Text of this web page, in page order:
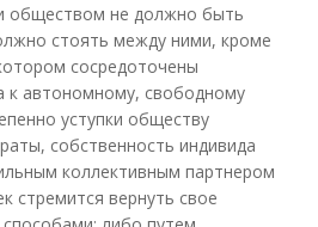
обществом не должно быть
стоять между ними, кроме
сосредоточены
к автономному, свободному
уступки обществу
собственность индивида
коллективным партнером
вернуть свое